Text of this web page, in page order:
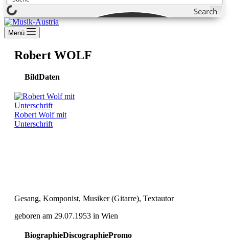
Search
Menü
Robert WOLF
BildDaten
Robert Wolf mit
Unterschrift
Gesang, Komponist, Musiker (Gitarre), Textautor
geboren am 29.07.1953 in Wien
BiographieDiscographiePromo